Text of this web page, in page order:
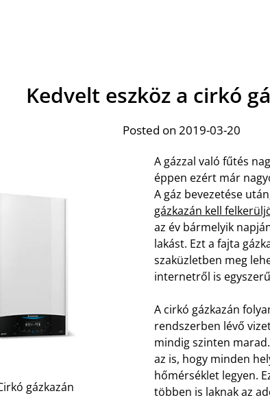
Kedvelt eszköz a cirkó
Posted on 2019-03-20
gázkazán
A gázzal való fűtés
éppen ezért már
A gáz bevezetése
gázkazán kell
az év bármelyik
lakást. Ezt a fajta
szaküzletben meg
internetről is
A cirkó gázkazán
rendszerben lévő
mindig szinten
az is, hogy minden
hőmérséklet legyen.
többen is laknak az